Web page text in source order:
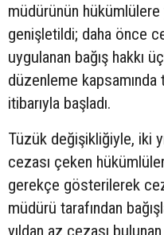
müdürünün
genişletildi; daha önce
uygulanan bağış hakkı
düzenleme
itibarıyla başladı.
Tüzük değişikliğiyle, iki
cezası çeken
gerekçe gösterilerek
müdürü tarafından
yıldan az cezası